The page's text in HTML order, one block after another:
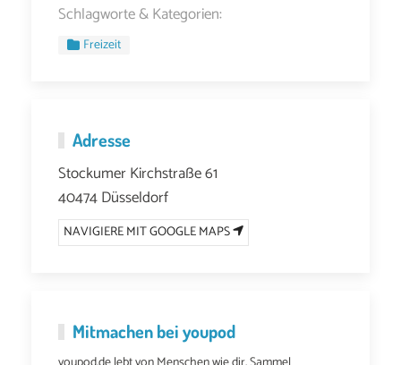
Schlagworte & Kategorien:
Freizeit
Adresse
Stockumer Kirchstraße 61
40474 Düsseldorf
NAVIGIERE MIT GOOGLE MAPS
Mitmachen bei youpod